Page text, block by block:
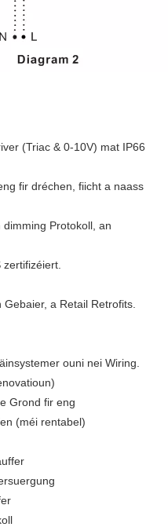
(Triac & 0-10V) mat IP66
fir dréchen, fiicht a naass
Protokoll, an
a Retail Retrofits.
ouni nei Wiring.
Grond fir eng
(méi rentabel)